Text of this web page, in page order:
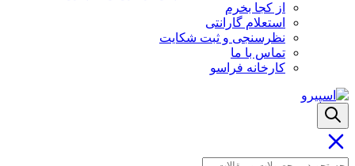
از کجا بخرم
استعلام گارانتی
نظرسنجی و ثبت شکایت
تماس با ما
کارخانه فراسو